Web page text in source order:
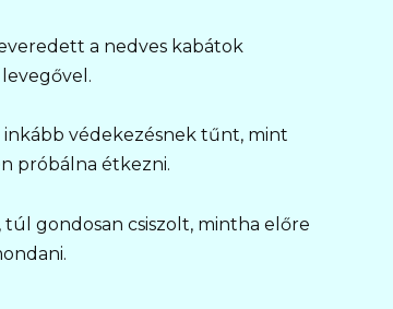
a nedves kabátok
inkább védekezésnek tűnt, mint
próbálna étkezni.
gondosan csiszolt, mintha előre